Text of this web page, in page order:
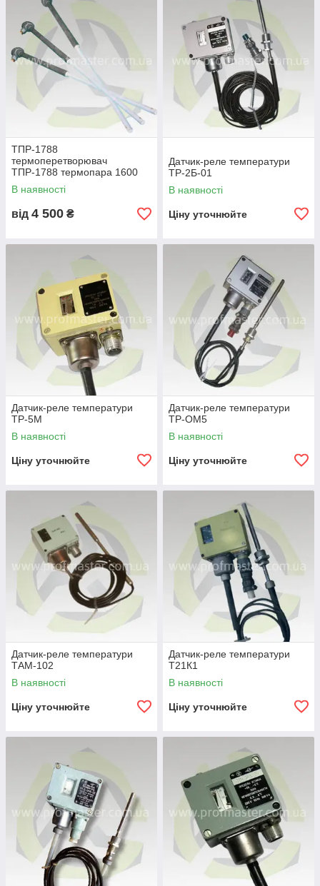
ТПР-1788
термоперетворювач
ТПР-1788 термопара 1600
градусів високотемпературна
В наявності
від 4 500 ₴
Датчик-реле температури
ТР-2Б-01
В наявності
Ціну уточнюйте
Датчик-реле температури
ТР-5М
В наявності
Ціну уточнюйте
Датчик-реле температури
ТР-ОМ5
В наявності
Ціну уточнюйте
Датчик-реле температури
ТАМ-102
В наявності
Ціну уточнюйте
Датчик-реле температури
Т21К1
В наявності
Ціну уточнюйте